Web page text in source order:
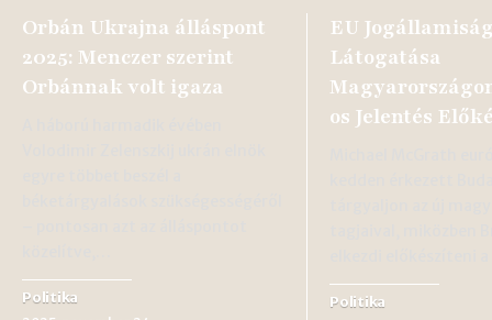
Orbán Ukrajna álláspont
2025: Menczer szerint
Orbánnak volt igaza
Politika
EU
Látogatása
os Jelentés
Politika